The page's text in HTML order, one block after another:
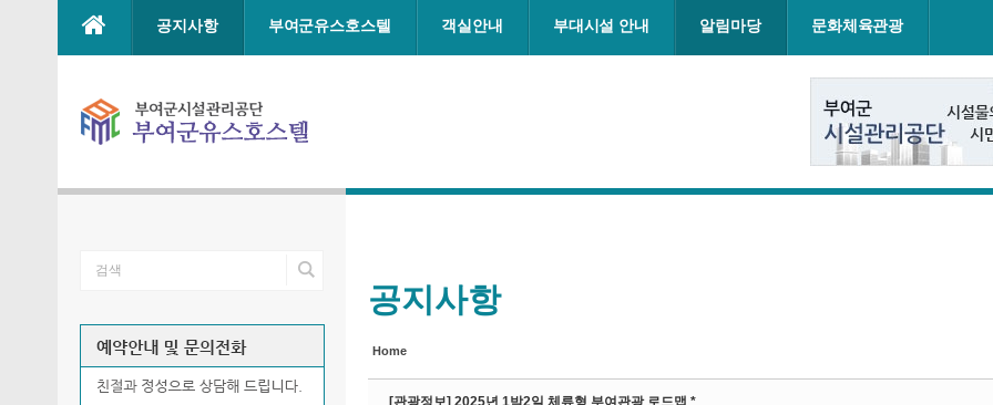
본문으로 바로가기
공지사항 부여군유스호스텔 객실안내 부대시설 안내 알림마당 문화체육관광
공지사항
Home
[관광정보] 2025년 1박2일 체류형 부여관광 로드맵 *